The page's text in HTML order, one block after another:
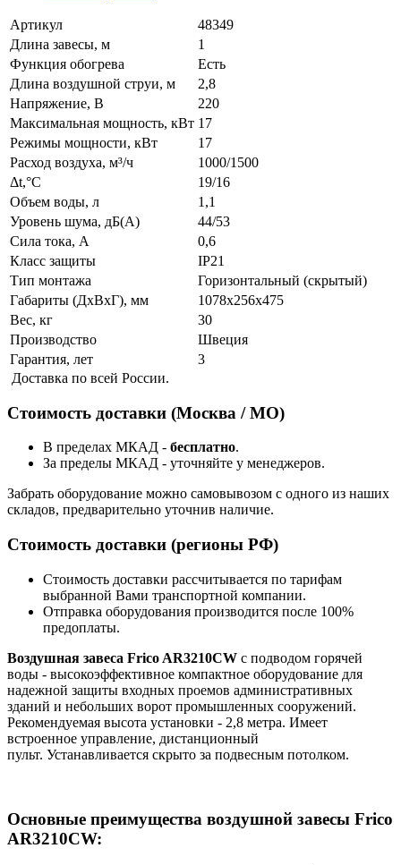
Артикул
48349
Длина завесы, м
1
Функция обогрева
Есть
Длина воздушной струи, м
2,8
Напряжение, В
220
Максимальная мощность, кВт 17
Режимы мощности, кВт
17
Расход воздуха, м³/ч
1000/1500
Δt,°C
19/16
Объем воды, л
1,1
Уровень шума, дБ(A)
44/53
Сила тока, А
0,6
Класс защиты
IP21
Тип монтажа
Горизонтальный (скрытый)
Габариты (ДхВхГ), мм
1078x256x475
Вес, кг
30
Производство
Швеция
Гарантия, лет
3
Доставка по всей России.
Стоимость доставки (Москва / МО)
В пределах МКАД - бесплатно.
За пределы МКАД - уточняйте у менеджеров.
Забрать оборудование можно самовывозом с одного из наших
складов, предварительно уточнив наличие.
Стоимость доставки (регионы РФ)
Стоимость доставки рассчитывается по тарифам
выбранной Вами транспортной компании.
Отправка оборудования производится после 100%
предоплаты.
Воздушная завеса Frico AR3210CW с подводом горячей
воды - высокоэффективное компактное оборудование для
надежной защиты входных проемов административных
зданий и небольших ворот промышленных сооружений.
Рекомендуемая высота установки - 2,8 метра. Имеет
встроенное управление, дистанционный
пульт. Устанавливается скрыто за подвесным потолком.
Основные преимущества воздушной завесы Frico
AR3210CW: